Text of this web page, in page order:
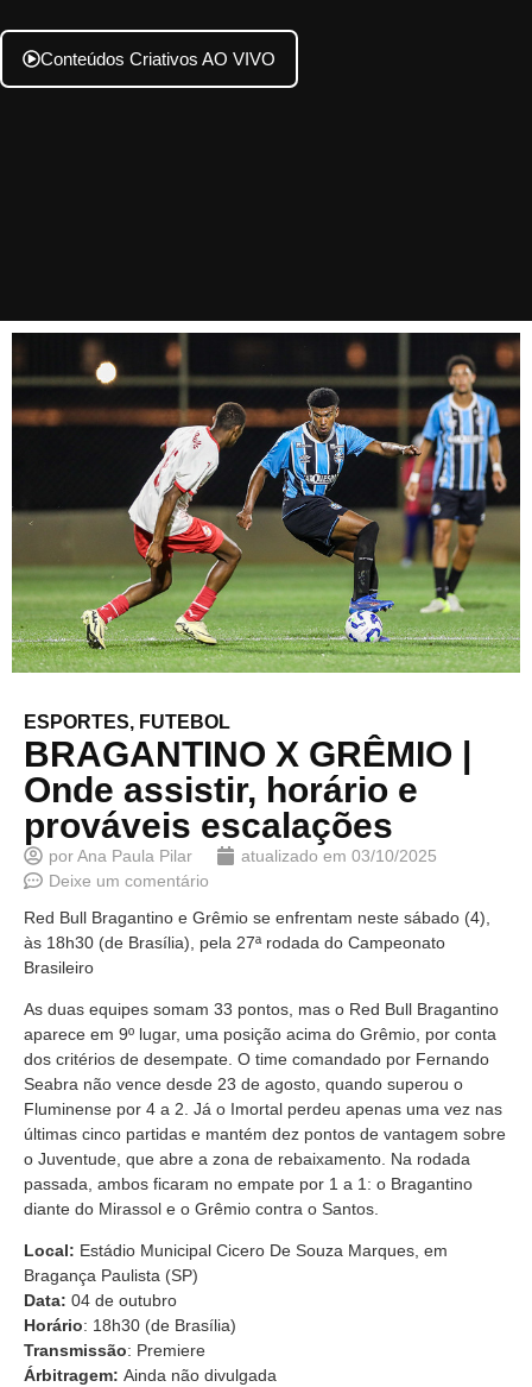
Conteúdos Criativos AO VIVO
ESPORTES, FUTEBOL
BRAGANTINO X GRÊMIO |
Onde assistir, horário e
prováveis escalações
porAna Paula Pilar atualizado em 03/10/2025
Deixe um comentário
Red Bull Bragantino e Grêmio se enfrentam neste sábado (4),
às 18h30 (de Brasília), pela 27ª rodada do Campeonato
Brasileiro
As duas equipes somam 33 pontos, mas o Red Bull Bragantino
aparece em 9º lugar, uma posição acima do Grêmio, por conta
dos critérios de desempate. O time comandado por Fernando
Seabra não vence desde 23 de agosto, quando superou o
Fluminense por 4 a 2. Já o Imortal perdeu apenas uma vez nas
últimas cinco partidas e mantém dez pontos de vantagem sobre
o Juventude, que abre a zona de rebaixamento. Na rodada
passada, ambos ficaram no empate por 1 a 1: o Bragantino
diante do Mirassol e o Grêmio contra o Santos.
Local: Estádio Municipal Cicero De Souza Marques, em
Bragança Paulista (SP)
Data: 04 de outubro
Horário: 18h30 (de Brasília)
Transmissão: Premiere
Árbitragem: Ainda não divulgada